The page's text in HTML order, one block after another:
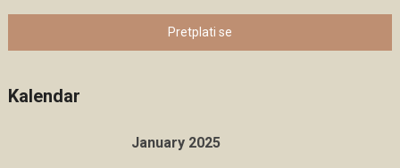
Pretplati se
Kalendar
January 2025